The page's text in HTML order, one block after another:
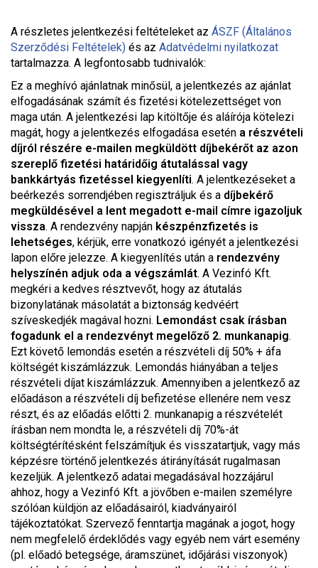
A részletes jelentkezési feltételeket az ÁSZF (Általános
Szerződési Feltételek) és az Adatvédelmi nyilatkozat
tartalmazza. A legfontosabb tudnivalók:
Ez a meghívó ajánlatnak minősül, a jelentkezés az ajánlat
elfogadásának számít és fizetési kötelezettséget von
maga után. A jelentkezési lap kitöltője és aláírója kötelezi
magát, hogy a jelentkezés elfogadása esetén a részvételi
díjról részére e-mailen megküldött díjbekérőt az azon
szereplő fizetési határidőig átutalással vagy
bankkártyás fizetéssel kiegyenlíti. A jelentkezéseket a
beérkezés sorrendjében regisztráljuk és a díjbekérő
megküldésével a lent megadott e-mail címre igazoljuk
vissza. A rendezvény napján készpénzfizetés is
lehetséges, kérjük, erre vonatkozó igényét a jelentkezési
lapon előre jelezze. A kiegyenlítés után a rendezvény
helyszínén adjuk oda a végszámlát. A Vezinfó Kft.
megkéri a kedves résztvevőt, hogy az átutalás
bizonylatának másolatát a biztonság kedvéért
szíveskedjék magával hozni. Lemondást csak írásban
fogadunk el a rendezvényt megelőző 2. munkanapig.
Ezt követő lemondás esetén a részvételi díj 50% + áfa
költségét kiszámlázzuk. Lemondás hiányában a teljes
részvételi díjat kiszámlázzuk. Amennyiben a jelentkező az
előadáson a részvételi díj befizetése ellenére nem vesz
részt, és az előadás előtti 2. munkanapig a részvételét
írásban nem mondta le, a részvételi díj 70%-át
költségtérítésként felszámítjuk és visszatartjuk, vagy más
képzésre történő jelentkezés átirányítását rugalmasan
kezeljük. A jelentkező adatai megadásával hozzájárul
ahhoz, hogy a Vezinfó Kft. a jövőben e-mailen személyre
szólóan küldjön az előadásairól, kiadványairól
tájékoztatókat. Szervező fenntartja magának a jogot, hogy
nem megfelelő érdeklődés vagy egyéb nem várt esemény
(pl. előadó betegsége, áramszünet, időjárási viszonyok)